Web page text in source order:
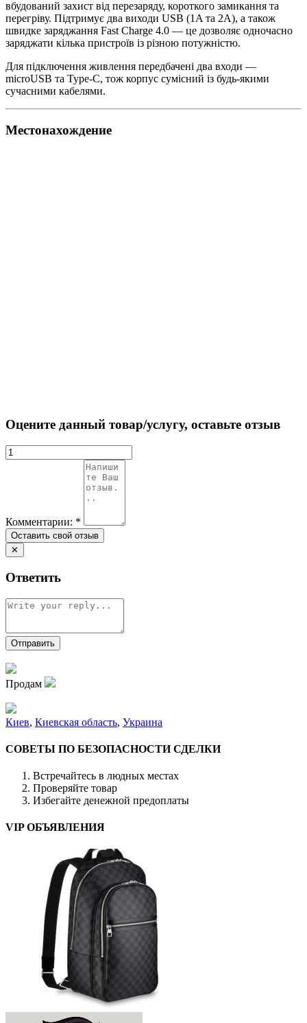
вбудований захист від перезаряду, короткого замикання та
перегріву. Підтримує два виходи USB (1A та 2A), а також
швидке заряджання Fast Charge 4.0 — це дозволяє одночасно
заряджати кілька пристроїв із різною потужністю.
Для підключення живлення передбачені два входи —
microUSB та Type-C, тож корпус сумісний із будь-якими
сучасними кабелями.
Местонахождение
Оцените данный товар/услугу, оставьте отзыв
Комментарии: *
✕
Ответить
Продам
Киев, Киевская область, Украина
СОВЕТЫ ПО БЕЗОПАСНОСТИ СДЕЛКИ
Встречайтесь в людных местах
Проверяйте товар
Избегайте денежной предоплаты
VIP ОБЪЯВЛЕНИЯ